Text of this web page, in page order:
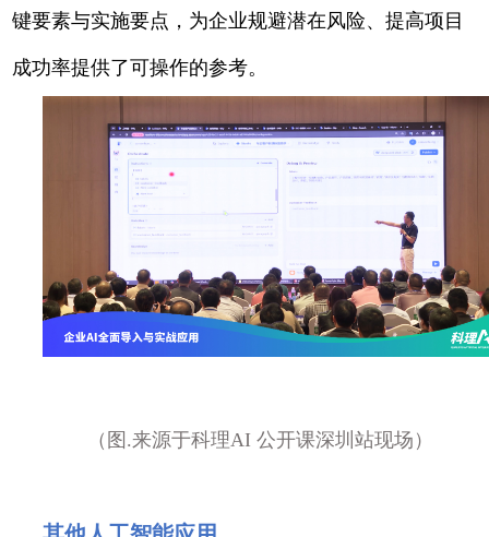
键要素与实施要点，为企业规避潜在风险、提高项目
成功率提供了可操作的参考。
（图.来源于科理AI 公开课深圳站现场）